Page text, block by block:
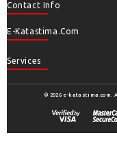
Contact Info
E-Katastima.com
Services
© 2026 e-